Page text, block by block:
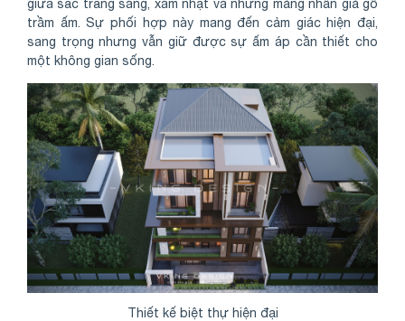
giữa sắc trắng sáng, xám nhạt và những mảng nhấn giả gỗ
trầm ấm. Sự phối hợp này mang đến cảm giác hiện đại,
sang trọng nhưng vẫn giữ được sự ấm áp cần thiết cho
một không gian sống.
Thiết kế biệt thự hiện đại